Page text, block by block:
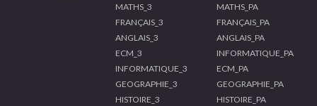
MATHS_3
FRANÇAIS_3
ANGLAIS_3
ECM_3
INFORMATIQUE_3
GEOGRAPHIE_3
HISTOIRE_3
MATHS_PA
FRANÇAIS_PA
ANGLAIS_PA
INFORMATIQUE_PA
ECM_PA
GEOGRAPHIE_PA
HISTOIRE_PA